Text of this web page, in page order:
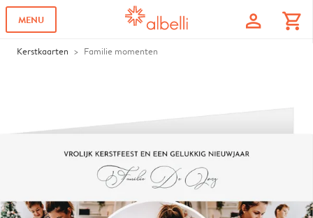
MENU profile shopping_cart
Kerstkaarten Familie momenten